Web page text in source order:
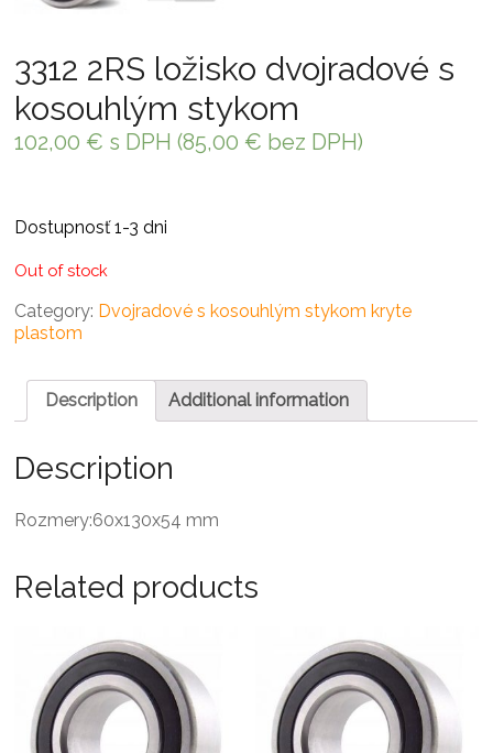
3312 2RS ložisko dvojradové s
kosouhlým stykom
102,00 € s DPH (85,00 € bez DPH)
Dostupnosť 1-3 dni
Out of stock
Category: Dvojradové s kosouhlým stykom kryte
plastom
Description Additional information
Description
Rozmery:60x130x54 mm
Related products